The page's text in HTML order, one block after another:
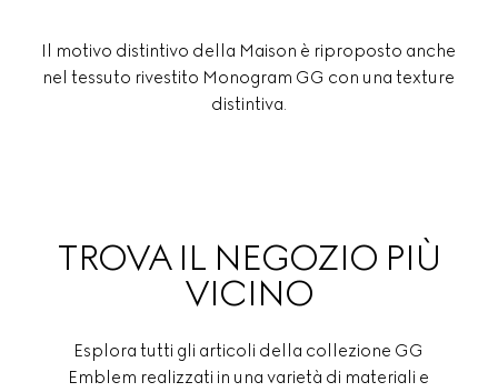
Il motivo distintivo della Maison è riproposto anche
nel tessuto rivestito Monogram GG con una texture
distintiva.
TROVA IL NEGOZIO PIÙ
VICINO
Esplora tutti gli articoli della collezione GG
Emblem realizzati in una varietà di materiali e